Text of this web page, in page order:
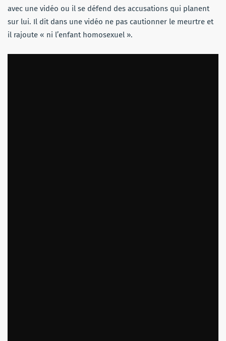
avec une vidéo ou il se défend des accusations qui planent
sur lui. Il dit dans une vidéo ne pas cautionner le meurtre et
il rajoute « ni l’enfant homosexuel ».